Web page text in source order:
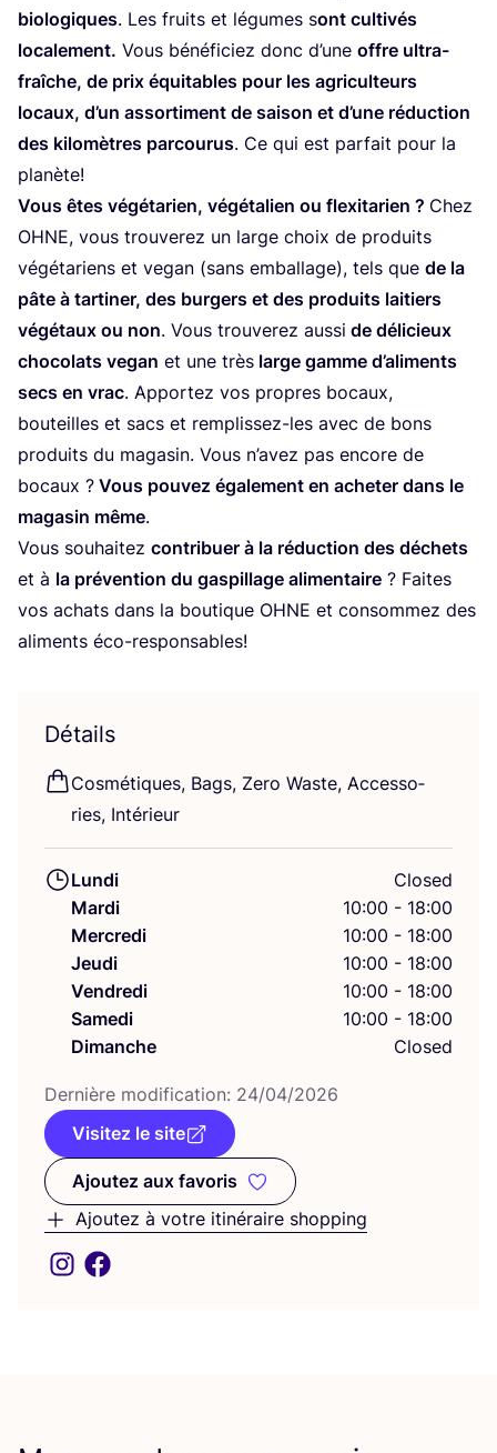
bio­lo­giques. Les fruits et légumes sont culti­vés
loca­le­ment. Vous béné­fi­ciez donc d’une offre ultra-
fraîche, de prix équi­tables pour les agri­cul­teurs
locaux, d’un assor­ti­ment de sai­son et d’une réduc­tion
des kilo­mètres par­cou­rus. Ce qui est par­fait pour la
planète!
Vous êtes végé­ta­rien, végé­ta­lien ou flexi­ta­rien ? Chez
OHNE, vous trou­ve­rez un large choix de pro­duits
végé­ta­riens et vegan (sans embal­lage), tels que de la
pâte à tar­ti­ner, des bur­gers et des pro­duits lai­tiers
végé­taux ou non. Vous trou­ve­rez aus­si de déli­cieux
cho­co­lats vegan et une très large gamme d’a­li­ments
secs en vrac. Appor­tez vos propres bocaux,
bou­teilles et sacs et rem­plis­sez-les avec de bons
pro­duits du maga­sin. Vous n’a­vez pas encore de
bocaux ? Vous pou­vez éga­le­ment en ache­ter dans le
maga­sin même.
Vous sou­hai­tez contri­buer à la réduc­tion des déchets
et à la pré­ven­tion du gas­pillage ali­men­taire ? Faites
vos achats dans la bou­tique OHNE et consom­mez des
ali­ments éco-responsables!
Détails
Cos­mé­tiques, Bags, Zero Waste, Acces­so­
ries, Intérieur
Lundi
Closed
Mardi
10:00 - 18:00
Mercredi
10:00 - 18:00
Jeudi
10:00 - 18:00
Vendredi
10:00 - 18:00
Samedi
10:00 - 18:00
Dimanche
Closed
Der­nière modi­fi­ca­tion: 24/04/2026
Visitez le site
Ajoutez aux favoris
Ajoutez aux favoris
Ajoutez à votre itinéraire shopping